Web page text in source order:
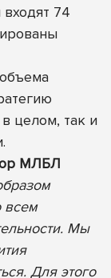
74
целом, так и
МЛБЛ
всем
Мы
Для этого